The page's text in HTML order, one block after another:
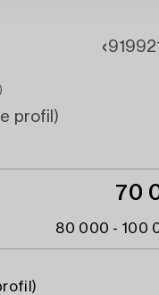
919
profil)
70
80 000 - 100